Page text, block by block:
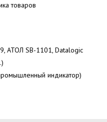
товаров
АТОЛ SB-1101, Datalogic
индикатор)